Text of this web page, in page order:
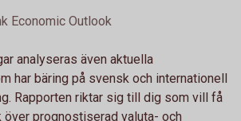
Economic Outlook
analyseras även aktuella
har bäring på svensk och internationell
Rapporten riktar sig till dig som vill få
prognostiserad valuta- och